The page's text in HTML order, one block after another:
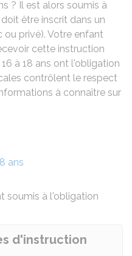
? Il est alors soumis à
doit être inscrit dans un
privé). Votre enfant
cette instruction
à 18 ans ont l'obligation
contrôlent le respect
à connaître sur
ans
soumis à l'obligation
d'instruction